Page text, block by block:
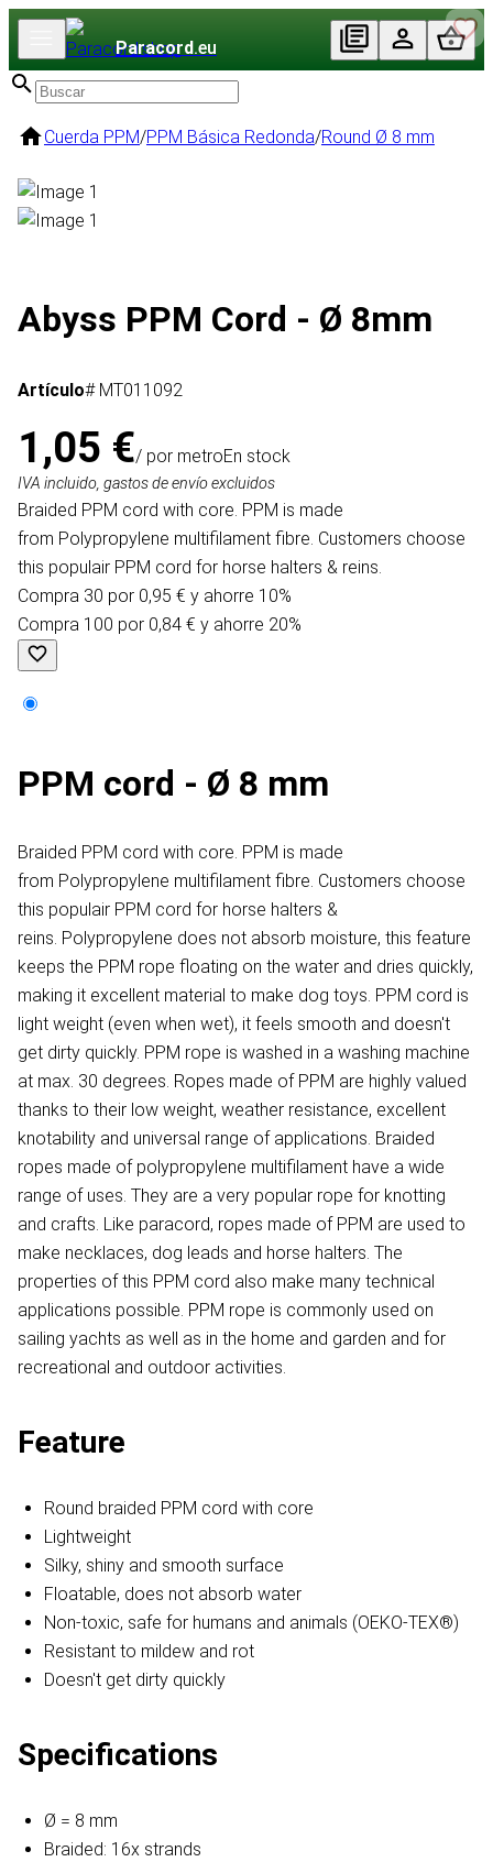
Paracord.eu
Cuerda PPM/PPM Básica Redonda/Round Ø 8 mm
Abyss PPM Cord - Ø 8mm
Artículo# MT011092
1,05 €/ por metroEn stock
IVA incluido, gastos de envío excluidos
Braided PPM cord with core. PPM is made
from Polypropylene multifilament fibre. Customers choose
this populair PPM cord for horse halters & reins.
Compra 30 por 0,95 € y ahorre 10%
Compra 100 por 0,84 € y ahorre 20%
PPM cord - Ø 8 mm
Braided PPM cord with core. PPM is made
from Polypropylene multifilament fibre. Customers choose
this populair PPM cord for horse halters &
reins. Polypropylene does not absorb moisture, this feature
keeps the PPM rope floating on the water and dries quickly,
making it excellent material to make dog toys. PPM cord is
light weight (even when wet), it feels smooth and doesn't
get dirty quickly. PPM rope is washed in a washing machine
at max. 30 degrees. Ropes made of PPM are highly valued
thanks to their low weight, weather resistance, excellent
knotability and universal range of applications. Braided
ropes made of polypropylene multifilament have a wide
range of uses. They are a very popular rope for knotting
and crafts. Like paracord, ropes made of PPM are used to
make necklaces, dog leads and horse halters. The
properties of this PPM cord also make many technical
applications possible. PPM rope is commonly used on
sailing yachts as well as in the home and garden and for
recreational and outdoor activities.
Feature
Round braided PPM cord with core
Lightweight
Silky, shiny and smooth surface
Floatable, does not absorb water
Non-toxic, safe for humans and animals (OEKO-TEX®)
Resistant to mildew and rot
Doesn't get dirty quickly
Specifications
Ø = 8 mm
Braided: 16x strands